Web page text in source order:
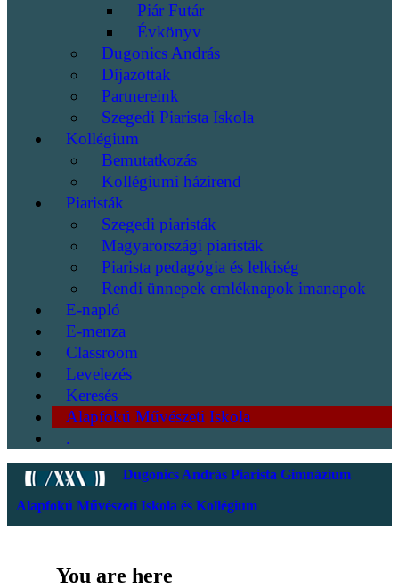
Piár Futár
Évkönyv
Dugonics András
Díjazottak
Partnereink
Szegedi Piarista Iskola
Kollégium
Bemutatkozás
Kollégiumi házirend
Piaristák
Szegedi piaristák
Magyarországi piaristák
Piarista pedagógia és lelkiség
Rendi ünnepek emléknapok imanapok
E-napló
E-menza
Classroom
Levelezés
Keresés
Alapfokú Művészeti Iskola
.
Dugonics András Piarista Gimnázium
Alapfokú Művészeti Iskola és Kollégium
You are here